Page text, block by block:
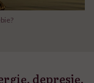
depresję,